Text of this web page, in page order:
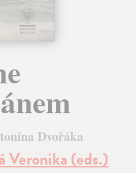
Dvořáka
Veronika (eds.)